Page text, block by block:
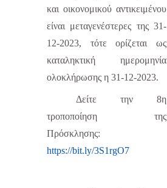
και οικονομικού αντικειμένου
είναι μεταγενέστερες της 31-
12-2023, τότε ορίζεται ως
καταληκτική ημερομηνία
ολοκλήρωσης η 31-12-2023.
Δείτε την 8η
τροποποίηση της
Πρόσκλησης:
https://bit.ly/3S1rgO7